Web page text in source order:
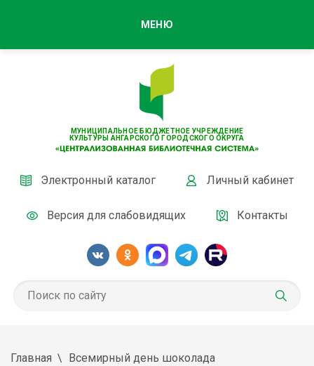
МУНИЦИПАЛЬНОЕ БЮДЖЕТНОЕ УЧРЕЖДЕНИЕ
КУЛЬТУРЫ АНГАРСКОГО ГОРОДСКОГО ОКРУГА
Электронный каталог Личный кабинет
Версия для слабовидящих Контакты
МЕНЮ
Главная Всемирный день шоколада